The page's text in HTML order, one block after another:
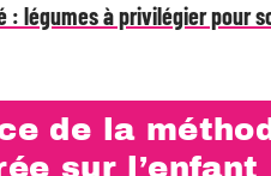
: légumes à privilégier pour
de la
sur l’enfant